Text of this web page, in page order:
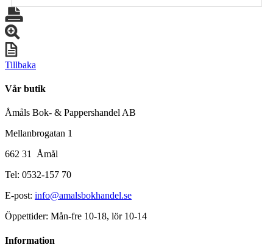
Tillbaka
Vår butik
Åmåls Bok- & Pappershandel AB
Mellanbrogatan 1
662 31 Åmål
Tel: 0532-157 70
E-post: info@amalsbokhandel.se
Öppettider: Mån-fre 10-18, lör 10-14
Information